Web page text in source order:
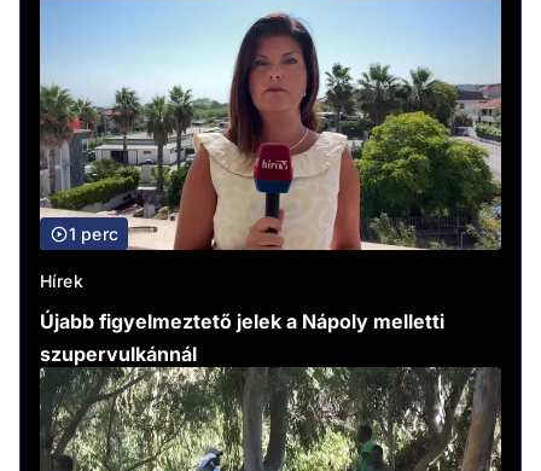
1 perc
Hírek
Újabb figyelmeztető jelek a Nápoly melletti
szupervulkánnál